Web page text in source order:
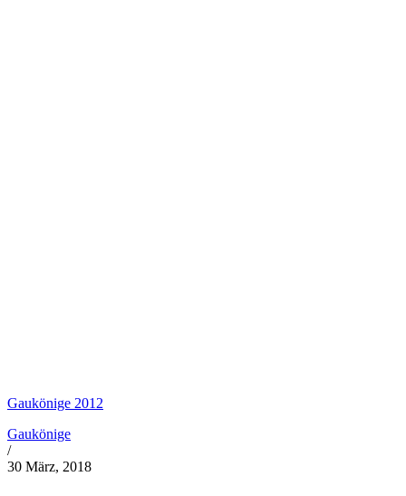
Gaukönige 2012
Gaukönige
/
30 März, 2018